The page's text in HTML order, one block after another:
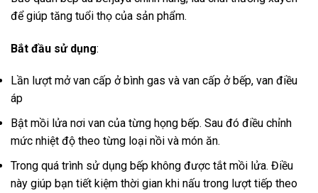
để giúp tăng tuổi thọ của sản phẩm.
Bắt đầu sử dụng:
Lần lượt mở van cấp ở bình gas và van cấp ở bếp, van điều
áp
Bật mồi lửa nơi van của từng họng bếp. Sau đó điều chỉnh
mức nhiệt độ theo từng loại nồi và món ăn.
Trong quá trình sử dụng bếp không được tắt mồi lửa. Điều
này giúp bạn tiết kiệm thời gian khi nấu trong lượt tiếp theo